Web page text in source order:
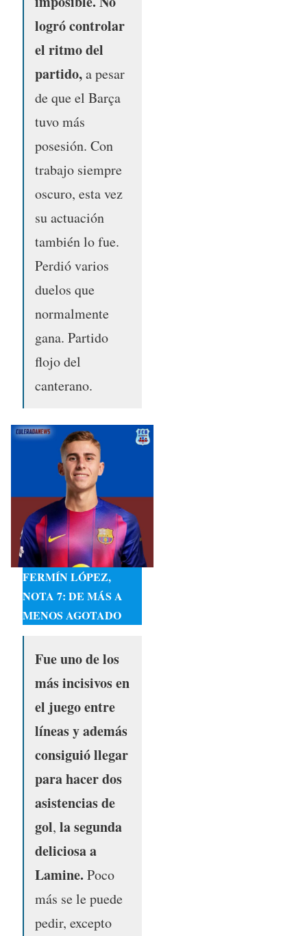
logró controlar
el ritmo del
partido,a pesar
de que el Barça
tuvo más
posesión. Con
trabajo siempre
oscuro, esta vez
su actuación
también lo fue.
Perdió varios
duelos que
normalmente
gana. Partido
flojo del
canterano.
FERMÍN LÓPEZ,
NOTA 7: DE MÁS A
MENOS AGOTADO
Fue uno de los
más incisivos en
el juego entre
líneas y además
consiguió llegar
para hacer dos
asistencias de
gol, la segunda
deliciosa a
Lamine. Poco
más se le puede
pedir, excepto